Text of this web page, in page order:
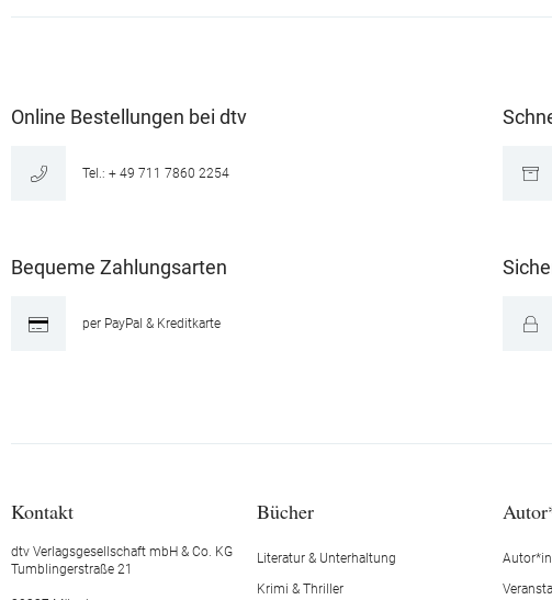
Online Bestellungen bei dtv
Tel.: + 49 711 7860 2254
Bequeme Zahlungsarten
per PayPal & Kreditkarte
Kontakt
dtv Verlagsgesellschaft mbH & Co. KG
Tumblingerstraße 21
Bücher
Literatur & Unterhaltung
Krimi & Thriller